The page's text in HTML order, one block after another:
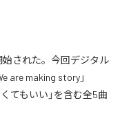
始された。今回デジタル
are making story」
くてもいい」を含む全5曲